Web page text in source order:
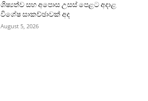
ශිෂ්‍යත්ව සහ අපොස උසස් පෙළට අදාළ
විශේෂ සාකච්ඡාවක් අද
August 5, 2026